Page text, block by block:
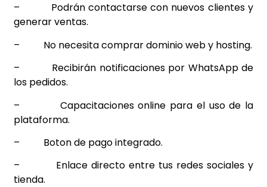
– Podrán contactarse con nuevos clientes y
generar ventas.
– No necesita comprar dominio web y hosting.
– Recibirán notificaciones por WhatsApp de
los pedidos.
– Capacitaciones online para el uso de la
plataforma.
– Boton de pago integrado.
– Enlace directo entre tus redes sociales y
tienda.